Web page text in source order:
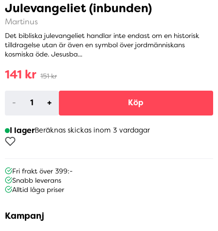
Julevangeliet (inbunden)
Martinus
Det bibliska julevangeliet handlar inte endast om en historisk
tilldragelse utan är även en symbol över jordmänniskans
kosmiska öde. Jesusba...
141 kr 151 kr
- + Köp
I lagerBeräknas skickas inom 3 vardagar
Fri frakt över 399:-
Snabb leverans
Alltid låga priser
Kampanj